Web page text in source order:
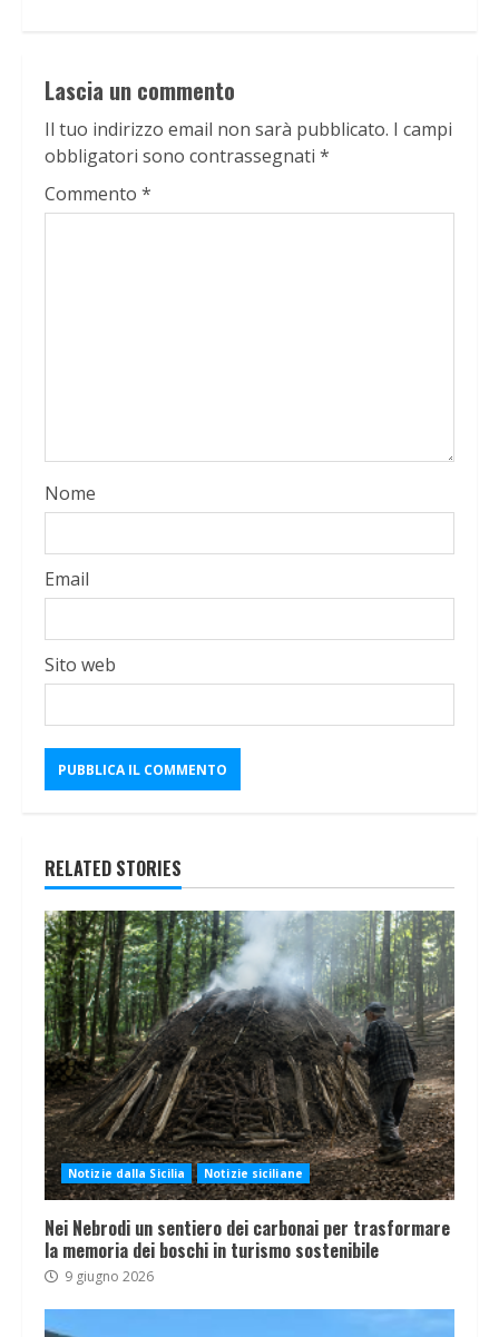
Lascia un commento
Il tuo indirizzo email non sarà pubblicato. I campi
obbligatori sono contrassegnati *
Commento *
Nome
Email
Sito web
RELATED STORIES
Notizie dalla Sicilia Notizie siciliane
Nei Nebrodi un sentiero dei carbonai per trasformare
la memoria dei boschi in turismo sostenibile
9 giugno 2026